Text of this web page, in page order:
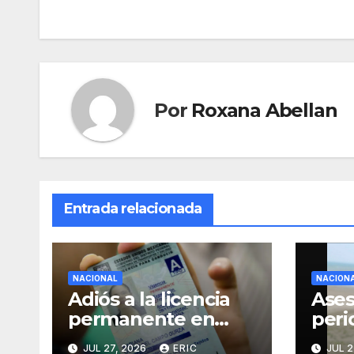
entradas
Por Roxana Abellan
Entrada relacionada
NACIONAL
Adiós a la licencia
permanente en
CDMX
JUL 27, 2026 ERIC JUL